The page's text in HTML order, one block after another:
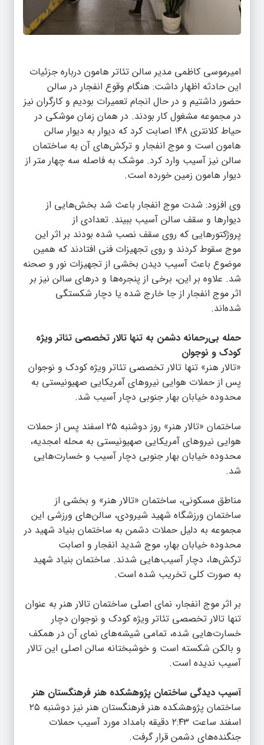
امیرموسی کاظمی مدیر سالن تئاتر هامون درباره جزئیات
این حادثه اظهار داشت: هنگام وقوع انفجار در سالن
حضور داشتیم و در حال انجام تعمیرات بودیم و کارگران نیز
در مجموعه مشغول کار بودند. در همان زمان موشکی در
حیاط کلانتری ۱۴۸ اصابت کرد که دیوار به دیوار سالن
هامون است و موج انفجار و ترکش‌های آن به ساختمان
سالن نیز آسیب وارد کرد. موشک به فاصله سه چهار متر از
دیوار هامون زمین خورده است.
وی افزود: شدت موج انفجار باعث شد بخش‌هایی از
دیوارها و سقف سالن آسیب ببیند. تعدادی از
پروژکتورهایی که روی سقف نصب شده بودند بر اثر این
موج سقوط کردند و روی تجهیزات فنی افتادند که همین
موضوع باعث آسیب دیدن بخشی از تجهیزات نور و صحنه
شد. علاوه بر این، برخی از پنجره‌ها و درهای سالن نیز بر
اثر موج انفجار از جا خارج شده یا دچار شکستگی
شده‌اند.
حمله بی‌رحمانه دشمن به تنها تالار تخصصی تئاتر ویژه
کودک و نوجوان
«تالار هنر» تنها تالار تخصصی تئاتر ویژه کودک و نوجوان
پس از حملات هوایی نیروهای آمریکایی صهیونیستی به
محدوده خیابان بهار جنوبی دچار آسیب شد.
ساختمان «تالار هنر» روز دوشنبه ۲۵ اسفند پس از حملات
هوایی نیروهای آمریکایی صهیونیستی به محله امجدیه،
محدوده خیابان بهار جنوبی دچار آسیب و خسارت‌هایی
شد.
مناطق مسکونی، ساختمان «تالار هنر» و بخشی از
ساختمان ورزشگاه شهید شیرودی، سالن‌های ورزشی این
مجموعه به دلیل حملات دشمن به ساختمان‌ بنیاد شهید در
محدوده خیابان بهار، موج شدید انفجار و اصابت
ترکش‌ها، دچار آسیب‌هایی شدند. ساختمان‌ بنیاد شهید
به صورت کلی تخریب شده است.
بر اثر موج انفجار، نمای اصلی ساختمان تالار هنر به عنوان
تنها تالار تخصصی تئاتر ویژه کودک و نوجوان دچار
خسارت‌هایی شده، تمامی شیشه‌های نمای آن در همکف
و بالکن شکسته است و خوشبختانه سالن اصلی این تالار
آسیب ندیده است.
آسیب دیدگی ساختمان پژوهشکده هنر فرهنگستان هنر
ساختمان پژوهشکده هنر فرهنگستان هنر نیز دوشنبه ۲۵
اسفند ساعت ۲:۴۳ دقیقه بامداد مورد آسیب حملات
جنگنده‌های دشمن قرار گرفت.